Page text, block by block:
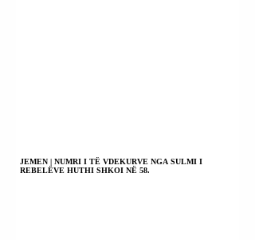
JEMEN | NUMRI I TË VDEKURVE NGA SULMI I
REBELËVE HUTHI SHKOI NË 58.